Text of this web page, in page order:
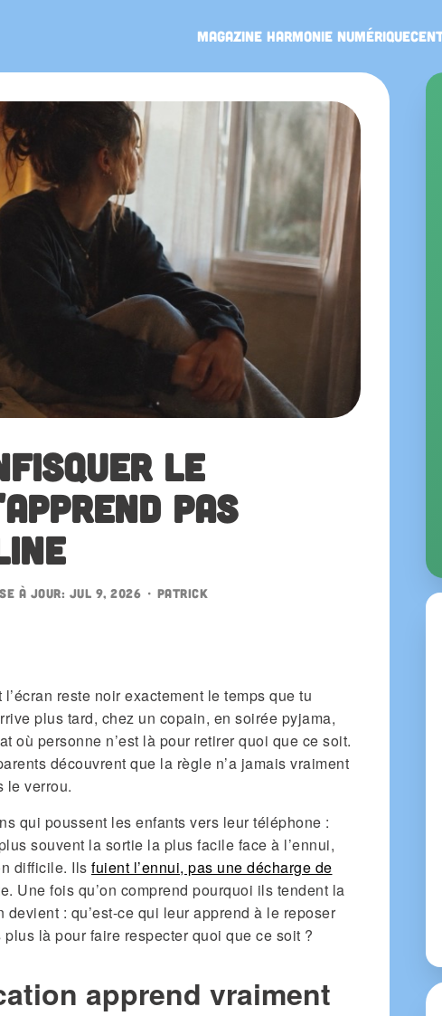
Magazine Harmonie Numérique
le
pas
à jour: Jul 9, 2026 • patrick
reste noir exactement le temps que tu
plus tard, chez un copain, en soirée pyjama,
où personne n’est là pour retirer quoi que ce soit.
découvrent que la règle n’a jamais vraiment
le verrou.
qui poussent les enfants vers leur téléphone :
souvent la sortie la plus facile face à l’ennui,
difficile. Ils fuient l’ennui, pas une décharge de
Une fois qu’on comprend pourquoi ils tendent la
devient : qu’est-ce qui leur apprend à le reposer
là pour faire respecter quoi que ce soit ?
apprend vraiment